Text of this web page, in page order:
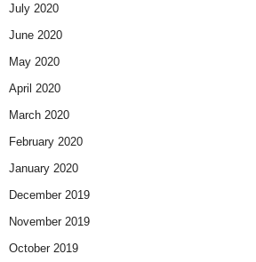
July 2020
June 2020
May 2020
April 2020
March 2020
February 2020
January 2020
December 2019
November 2019
October 2019